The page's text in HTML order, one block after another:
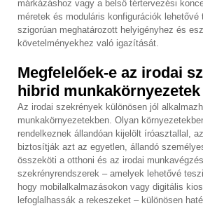
márkázáshoz vagy a belső tértervezési
méretek és moduláris konfigurációk
szigorúan meghatározott helyigényhez és
követelményekhez való igazítását.
Megfelelőek-e az irodai
hibrid
Az irodai szekrények különösen jól
munkakörnyezetekben. Olyan
rendelkeznek állandóan kijelölt íróasztallal,
biztosítják azt az egyetlen, állandó
összeköti a otthoni és az irodai
szekrényrendszerek – amelyek lehetővé
hogy mobilalkalmazásokon vagy digitális
lefoglalhassák a rekeszeket – különösen